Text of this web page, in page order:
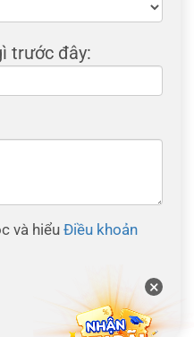
trước đây:
và hiểuĐiều khoản
×